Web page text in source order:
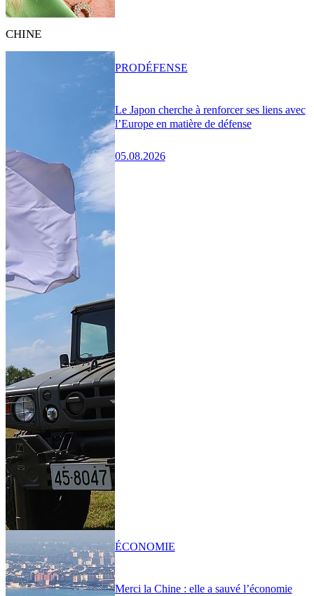
CHINE
Le Japon cherche à renforcer ses liens avec
l’Europe en matière de défense
05.08.2026
PRODÉFENSE
Merci la Chine : elle a sauvé l’économie
ÉCONOMIE